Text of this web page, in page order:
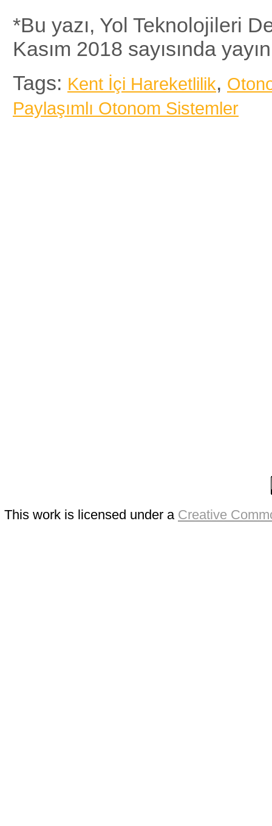
*Bu yazı, Yol Teknolojileri
Kasım 2018 sayısında
Tags: Kent İçi Hareketlilik,
Paylaşımlı Otonom Sistemler
This work is licensed under a Creative